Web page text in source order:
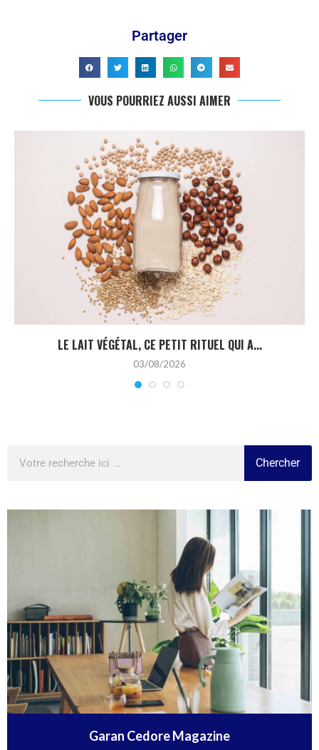
Partager
VOUS POURRIEZ AUSSI AIMER
LE LAIT VÉGÉTAL, CE PETIT RITUEL QUI A...
03/08/2026
Chercher
Garan Cedore Magazine